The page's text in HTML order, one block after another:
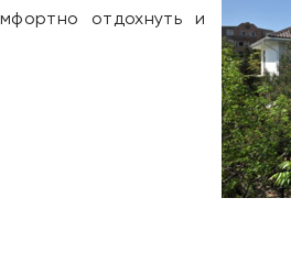
отдохнуть и